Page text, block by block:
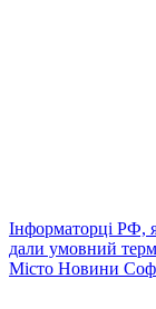
Інформаторці РФ,
дали умовний
Місто Новини